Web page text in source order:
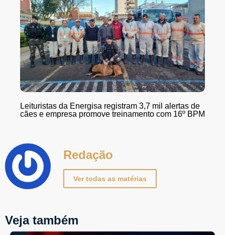
Leituristas da Energisa registram 3,7 mil alertas de
cães e empresa promove treinamento com 16º BPM
Redação
Ver todas as matérias
Veja também